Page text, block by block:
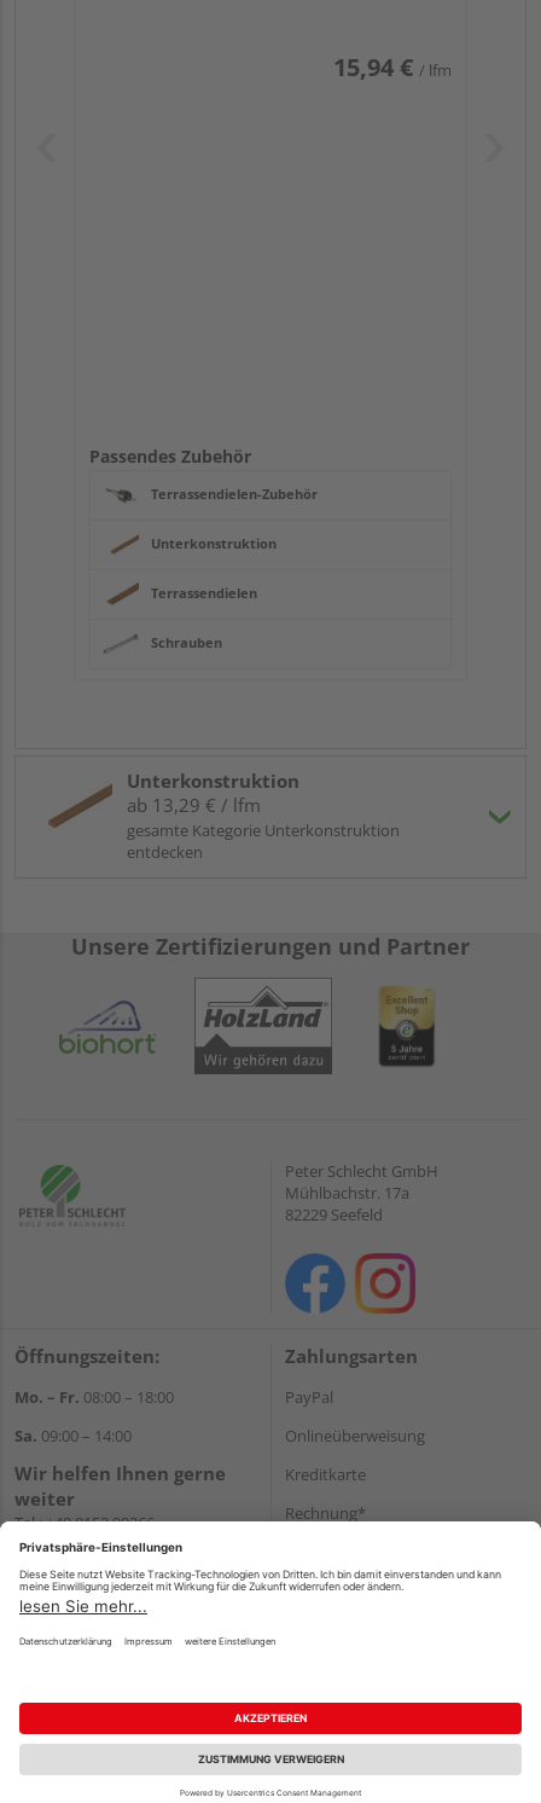
15,94 € / lfm
Passendes Zubehör
Terrassendielen-Zubehör
Unterkonstruktion
Terrassendielen
Schrauben
Unterkonstruktion
ab 13,29 € / lfm
gesamte Kategorie Unterkonstruktion
entdecken
Unsere Zertifizierungen und Partner
Peter Schlecht GmbH
Mühlbachstr. 17a
82229 Seefeld
Öffnungszeiten:
Mo. – Fr. 08:00 – 18:00
Sa. 09:00 – 14:00
Wir helfen Ihnen gerne
weiter
Tel.:+49 8152 99266
E-Mail:shop@schlecht.de
Zahlungsarten
PayPal
Onlineüberweisung
Kreditkarte
Rechnung*
Versand
Impressum AGB Widerruf
Datenschutz
Reservierungsbedingungen
Vertrag widerrufen